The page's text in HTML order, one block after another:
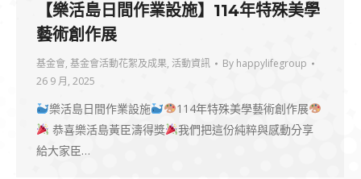
【樂活島日間作業設施】114年特殊美學
藝術創作展
基金會, 基金會活動花絮及成果, 活動資訊 By happylifegroup
26 9 月, 2025
樂活島日間作業設施
114年特殊美學藝術創作展
恭喜樂活島黃臣濤得獎
我們把這份純粹與感動分享
給大家臣…